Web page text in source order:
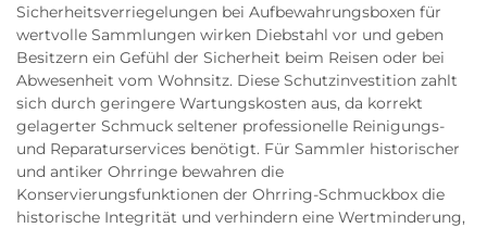
Sicherheitsverriegelungen bei Aufbewahrungsboxen für
wertvolle Sammlungen wirken Diebstahl vor und geben
Besitzern ein Gefühl der Sicherheit beim Reisen oder bei
Abwesenheit vom Wohnsitz. Diese Schutzinvestition zahlt
sich durch geringere Wartungskosten aus, da korrekt
gelagerter Schmuck seltener professionelle Reinigungs-
und Reparaturservices benötigt. Für Sammler historischer
und antiker Ohrringe bewahren die
Konservierungsfunktionen der Ohrring-Schmuckbox die
historische Integrität und verhindern eine Wertminderung,